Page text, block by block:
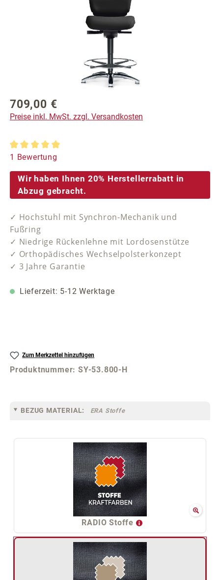
Regulärer Preis:
709,00 €
Preise inkl. MwSt. zzgl. Versandkosten
Durchschnittliche Bewertung von 5 von 5 Sternen
1 Bewertung
Wir haben Ihnen 20% Herstellerrabatt in
Abzug gebracht.
✓ Hochstuhl mit Synchron-Mechanik und
Fußring
✓ Niedrige Rückenlehne mit Lordosenstütze
✓ Orthopädisches Wechselpolsterkonzept
✓ 3 Jahre Garantie
Lieferzeit: 5-12 Werktage
Zum Merkzettel hinzufügen
Produktnummer:SY-53.800-H
BEZUG MATERIAL: ERA Stoffe
RADIO Stoffe